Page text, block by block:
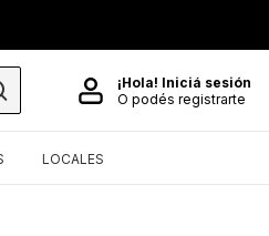
¡Hola! Iniciá sesión
O podés registrarte
LOCALES